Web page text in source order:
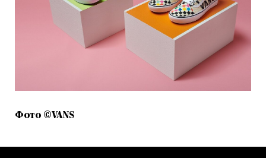
Фото ©VANS